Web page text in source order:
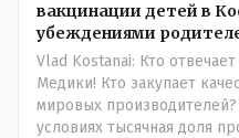
вакцинации детей в
убеждениями
Vlad Kostanai: Кто
Медики! Кто закупает
мировых
условиях тысячная доля